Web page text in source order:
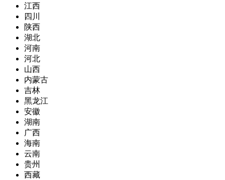
江西
四川
陕西
湖北
河南
河北
山西
内蒙古
吉林
黑龙江
安徽
湖南
广西
海南
云南
贵州
西藏